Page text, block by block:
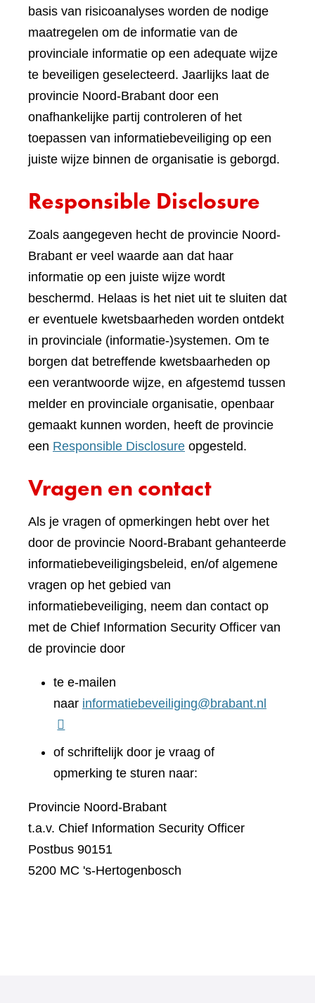
basis van risicoanalyses worden de nodige
maatregelen om de informatie van de
provinciale informatie op een adequate wijze
te beveiligen geselecteerd. Jaarlijks laat de
provincie Noord-Brabant door een
onafhankelijke partij controleren of het
toepassen van informatiebeveiliging op een
juiste wijze binnen de organisatie is geborgd.
Responsible Disclosure
Zoals aangegeven hecht de provincie Noord-
Brabant er veel waarde aan dat haar
informatie op een juiste wijze wordt
beschermd. Helaas is het niet uit te sluiten dat
er eventuele kwetsbaarheden worden ontdekt
in provinciale (informatie-)systemen. Om te
borgen dat betreffende kwetsbaarheden op
een verantwoorde wijze, en afgestemd tussen
melder en provinciale organisatie, openbaar
gemaakt kunnen worden, heeft de provincie
een Responsible Disclosure opgesteld.
Vragen en contact
Als je vragen of opmerkingen hebt over het
door de provincie Noord-Brabant gehanteerde
informatiebeveiligingsbeleid, en/of algemene
vragen op het gebied van
informatiebeveiliging, neem dan contact op
met de Chief Information Security Officer van
de provincie door
te e-mailen
naar informatiebeveiliging@brabant.nl
of schriftelijk door je vraag of
opmerking te sturen naar:
Provincie Noord-Brabant
t.a.v. Chief Information Security Officer
Postbus 90151
5200 MC 's-Hertogenbosch